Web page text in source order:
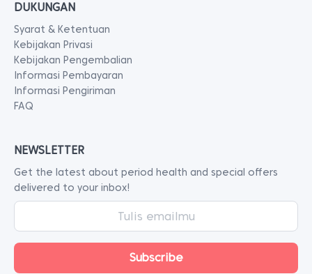
DUKUNGAN
Syarat & Ketentuan
Kebijakan Privasi
Kebijakan Pengembalian
Informasi Pembayaran
Informasi Pengiriman
FAQ
NEWSLETTER
Get the latest about period health and special offers
delivered to your inbox!